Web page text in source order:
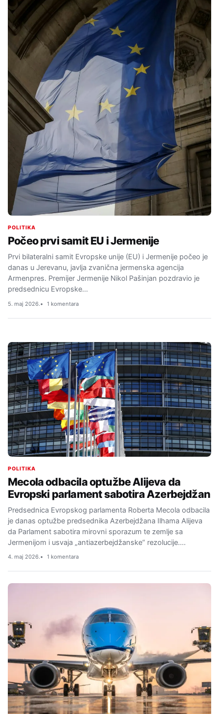
POLITIKA
Počeo prvi samit EU i Jermenije
Prvi bilateralni samit Evropske unije (EU) i Jermenije počeo je
danas u Jerevanu, javlja zvanična jermenska agencija
Armenpres. Premijer Jermenije Nikol Pašinjan pozdravio je
predsednicu Evropske…
5. maj 2026. 1 komentara
POLITIKA
Mecola odbacila optužbe Alijeva da
Evropski parlament sabotira Azerbejdžan
Predsednica Evropskog parlamenta Roberta Mecola odbacila
je danas optužbe predsednika Azerbejdžana Ilhama Alijeva
da Parlament sabotira mirovni sporazum te zemlje sa
Jermenijom i usvaja „antiazerbejdžanske“ rezolucije.…
4. maj 2026. 1 komentara